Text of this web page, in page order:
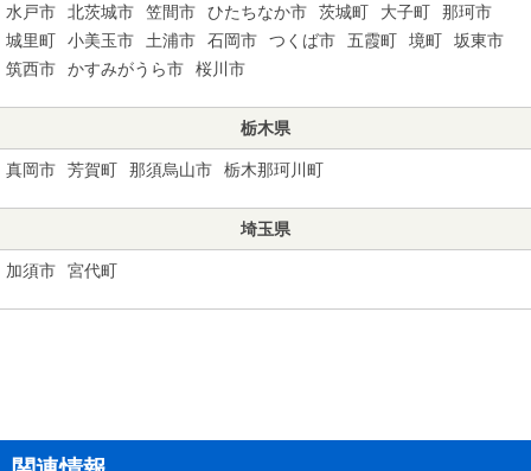
水戸市 北茨城市 笠間市 ひたちなか市 茨城町 大子町
那珂市
城里町
小美玉市 土浦市 石岡市 つくば市 五霞町 境町
坂東市
筑西市
かすみがうら市 桜川市
栃木県
真岡市 芳賀町 那須烏山市 栃木那珂川町
埼玉県
加須市 宮代町